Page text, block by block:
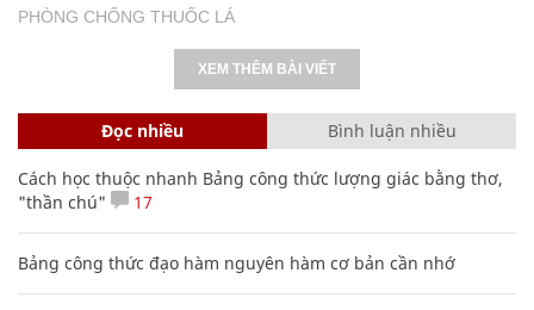
PHÒNG CHỐNG THUỐC LÁ
XEM THÊM BÀI VIẾT
Đọc nhiều Bình luận nhiều
Cách học thuộc nhanh Bảng công thức lượng giác bằng thơ,
"thần chú"
17
Bảng công thức đạo hàm nguyên hàm cơ bản cần nhớ